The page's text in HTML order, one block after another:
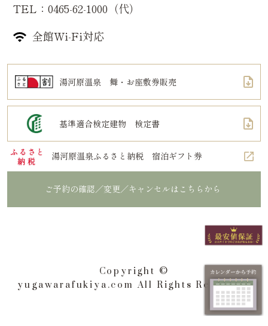
TEL：0465-62-1000（代）
全館Wi-Fi対応
湯河原温泉 舞・お座敷券販売
基準適合検定建物 検定書
湯河原温泉ふるさと納税 宿泊ギフト券
ご予約の確認／変更／キャンセルはこちらから
Copyright ©
yugawarafukiya.com All Rights Reserved.